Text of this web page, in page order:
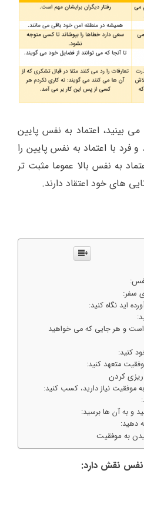
بینید، اعتماد به نفس پایین
فرد با اعتماد به نفس پایین را
به نفس بالا عموما مثبت تر
های خود اعتقاد دارند.
سفر:
اید نگاه کنید:
است و هر جایی که می خواهید
کنید:
متعهد کنید:
ریزی کردن
موفقیت نیاز دارید، کسب کنید:
و به آن ها برسید:
دهید:
به موفقیت
نفس نقش دارد: